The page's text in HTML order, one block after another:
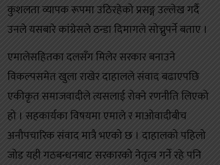
कुशलता व्यापक रूपमा उठिरहेको प्रसङ्ग उल्लेख गर्दै
उनले यसबारे कांग्रेसले ठन्डा दिमागले सोच्नुपर्ने बताए ।
एमालेसहितका दलसँग मिलेर सरकार बनाउने
विकल्पसमेत खुला राखेर दाहालले संवाद बढाएपछि
एकीकृत समाजवादीले त्यसलाई रोक्ने रणनीति लिएको
हो । सहकार्यका विषयमा एमाले र माओवादीबीच
अनौपचारिक संवाद मात्रै भएको छ । दाहालको पहिलो
जोड यही गठबन्धनबाट सरकारको नेतृत्व गर्ने रहे पनि